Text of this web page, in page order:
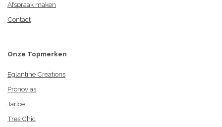
Afspraak maken
Contact
Onze Topmerken
Eglantine Creations
Pronovias
Jarice
Tres Chic